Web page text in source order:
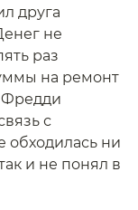
друга
не
раз
на ремонт
Фредди
с
обходилась ни
и не понял в